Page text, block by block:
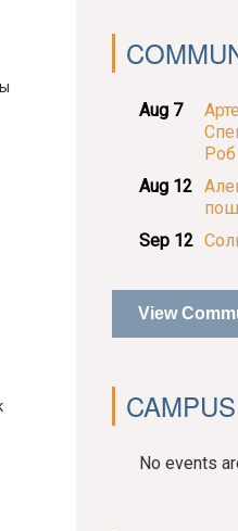
Aug 7
Aug 12
Sep 12
View
No events